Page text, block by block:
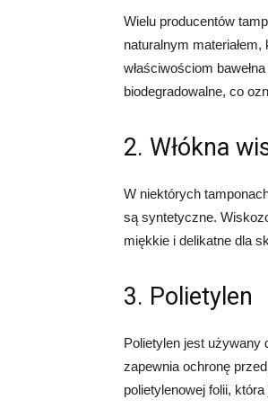
Wielu producentów
naturalnym
właściwościom
biodegradowalne, co
2. Włókna
W niektórych
są syntetyczne.
miękkie i delikatne dla
3. Polietylen
Polietylen jest używany
zapewnia ochronę
polietylenowej folii,